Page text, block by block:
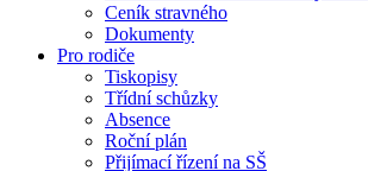
Ceník stravného
Dokumenty
Pro rodiče
Tiskopisy
Třídní schůzky
Absence
Roční plán
Přijímací řízení na SŠ